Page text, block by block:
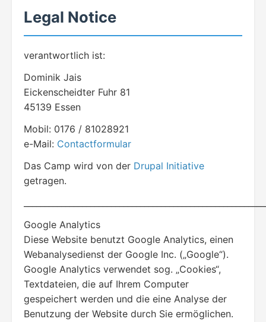
Legal Notice
verantwortlich ist:
Dominik Jais
Eickenscheidter Fuhr 81
45139 Essen
Mobil: 0176 / 81028921
e-Mail: Contactformular
Das Camp wird von der Drupal Initiative
getragen.
Google Analytics
Diese Website benutzt Google Analytics, einen
Webanalysedienst der Google Inc. („Google“).
Google Analytics verwendet sog. „Cookies“,
Textdateien, die auf Ihrem Computer
gespeichert werden und die eine Analyse der
Benutzung der Website durch Sie ermöglichen.